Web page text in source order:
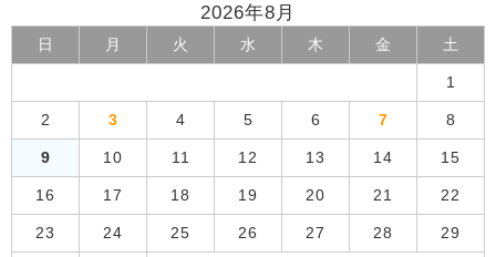
2026年8月
日 月 火 水 木 金 土
1
2 3 4 5 6 7 8
9 10 11 12 13 14 15
16 17 18 19 20 21 22
23 24 25 26 27 28 29